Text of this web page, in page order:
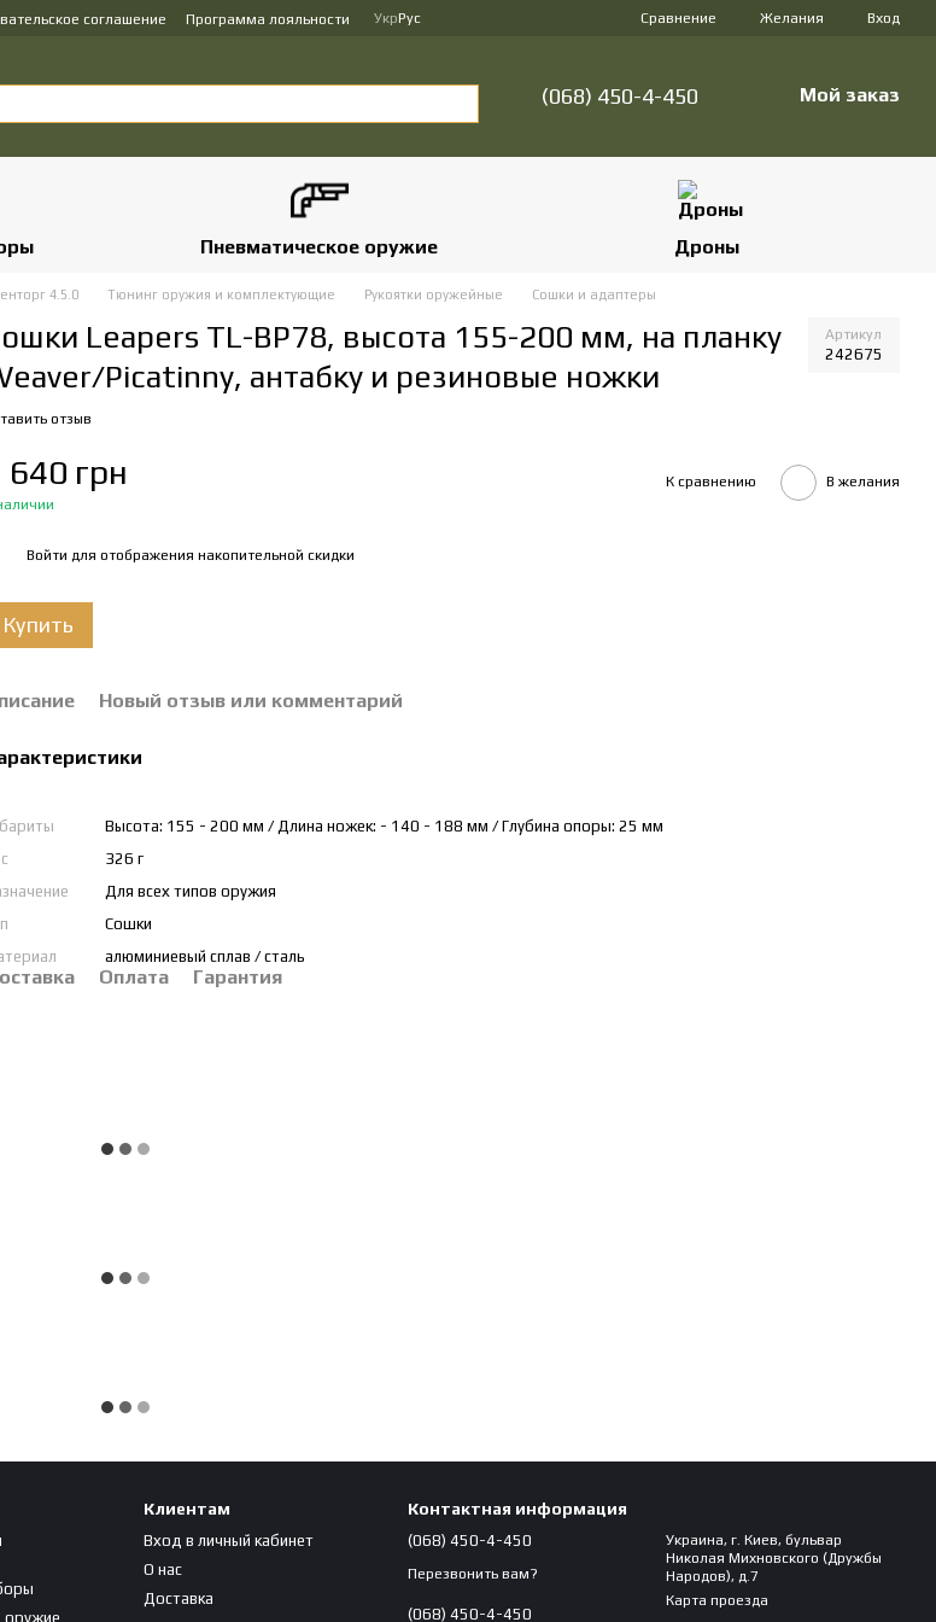
соглашение Программа лояльности УкрРус Сравнение Желания Вход
(068) 450-4-450 Мой заказ
Пневматическое оружие Дроны
4.5.0 Тюнинг оружия и комплектующие Рукоятки оружейные Сошки и адаптеры
Leapers TL-BP78, высота 155-200 мм, на планку
Picatinny, антабку и резиновые ножки
Артикул
242675
отзыв
640 грн К сравнению В желания
Войти для отображения накопительной скидки
Купить
Новый отзыв или комментарий
Высота: 155 - 200 мм / Длина ножек: - 140 - 188 мм / Глубина опоры: 25 мм
326 г
Для всех типов оружия
Сошки
алюминиевый сплав / сталь
Оплата Гарантия
оружие
Клиентам
Вход в личный кабинет
О нас
Доставка
Контактная информация
(068) 450-4-450
Перезвонить вам?
(068) 450-4-450
Украина, г. Киев, бульвар
Николая Михновского (Дружбы
Народов), д.7
Карта проезда